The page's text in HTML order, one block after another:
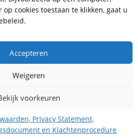
cookies toestaan te klikken, gaat u
Accepteren
Weigeren
voorkeuren
Privacy Statement,
en Klachtenprocedure
Algemene Voorwaarden, Privacy
en